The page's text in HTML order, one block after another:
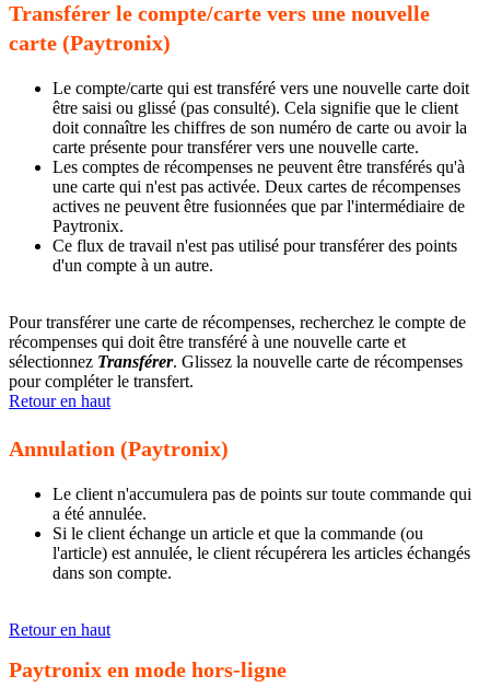
Transférer le compte/carte vers une nouvelle
carte (Paytronix)
Le compte/carte qui est transféré vers une nouvelle carte doit
être saisi ou glissé (pas consulté). Cela signifie que le client
doit connaître les chiffres de son numéro de carte ou avoir la
carte présente pour transférer vers une nouvelle carte.
Les comptes de récompenses ne peuvent être transférés qu'à
une carte qui n'est pas activée. Deux cartes de récompenses
actives ne peuvent être fusionnées que par l'intermédiaire de
Paytronix.
Ce flux de travail n'est pas utilisé pour transférer des points
d'un compte à un autre.
Pour transférer une carte de récompenses, recherchez le compte de
récompenses qui doit être transféré à une nouvelle carte et
sélectionnez Transférer. Glissez la nouvelle carte de récompenses
pour compléter le transfert.
Retour en haut
Annulation (Paytronix)
Le client n'accumulera pas de points sur toute commande qui
a été annulée.
Si le client échange un article et que la commande (ou
l'article) est annulée, le client récupérera les articles échangés
dans son compte.
Retour en haut
Paytronix en mode hors-ligne